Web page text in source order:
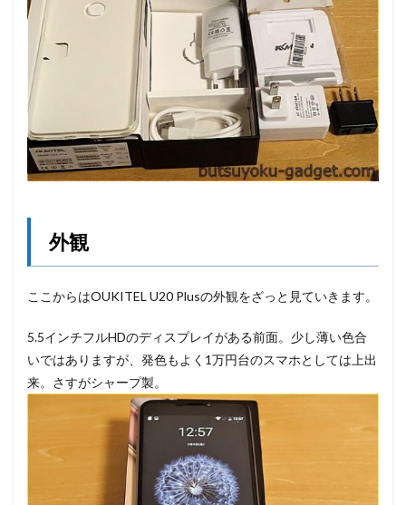
外観
ここからはOUKITEL U20 Plusの外観をざっと見ていきます。
5.5インチフルHDのディスプレイがある前面。少し薄い色合
いではありますが、発色もよく1万円台のスマホとしては上出
来。さすがシャープ製。